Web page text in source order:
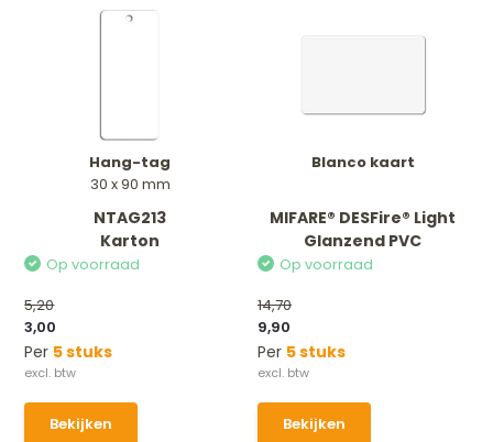
Hang-tag
30 x 90 mm
NTAG213
Karton
Op voorraad
5,20
3,00
Per 5 stuks
Bekijken
Blanco kaart
MIFARE® DESFire® Light
Glanzend PVC
Op voorraad
14,70
9,90
Per 5 stuks
Bekijken